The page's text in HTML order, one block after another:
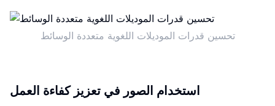
تحسين قدرات الموديلات اللغوية متعددة الوسائط
استخدام الصور في تعزيز كفاءة العمل